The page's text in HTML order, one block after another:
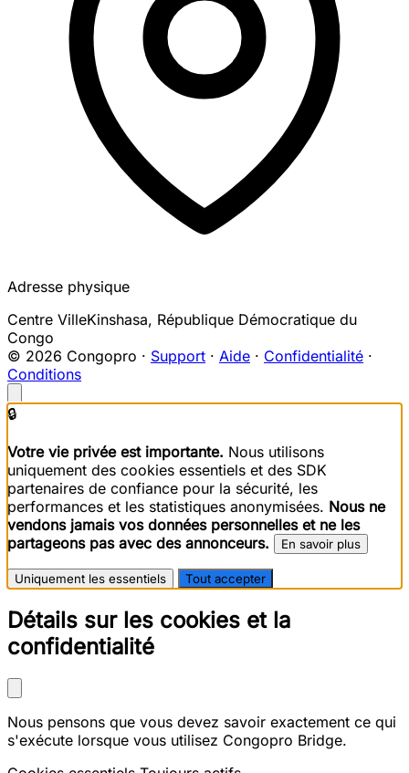
Adresse physique
Centre VilleKinshasa, République Démocratique du
Congo
© 2026 Congopro · Support · Aide · Confidentialité ·
Conditions
🔒
Votre vie privée est importante. Nous utilisons
uniquement des cookies essentiels et des SDK
partenaires de confiance pour la sécurité, les
performances et les statistiques anonymisées. Nous ne
vendons jamais vos données personnelles et ne les
partageons pas avec des annonceurs.
En savoir plus
Uniquement les essentiels Tout accepter
Détails sur les cookies et la
confidentialité
Nous pensons que vous devez savoir exactement ce qui
s'exécute lorsque vous utilisez Congopro Bridge.